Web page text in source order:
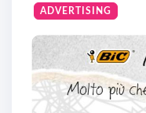
ADVERTISING